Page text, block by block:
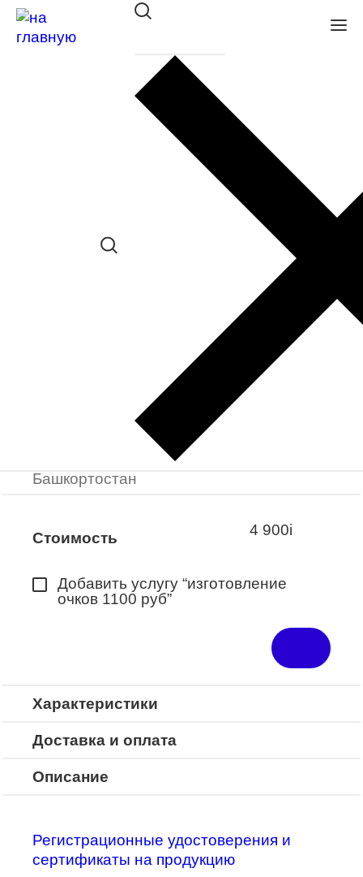
Оправа ISABELLE/ISABELLE
RUSSO 7718 655
в наличии (Больше 5 шт.) *наличие
товара в конкретном салоне
необходимо уточнять отдельно
Заказать примерку
Закажите понравившуюся модель
в ближайший салон “Оптик-Экспресс”.
*Доступно для Республики
Башкортостан
Стоимость 4 900i
Добавить услугу “изготовление
очков 1100 руб”
Характеристики
Доставка и оплата
Описание
Регистрационные удостоверения и
сертификаты на продукцию